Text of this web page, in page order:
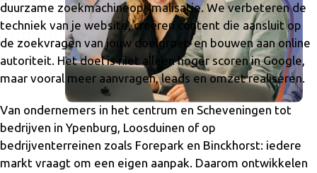
duurzame zoekmachineoptimalisatie. We verbeteren de
techniek van je website, creëren content die aansluit op
de zoekvragen van jouw doelgroep en bouwen aan online
autoriteit. Het doel is niet alleen hoger scoren in Google,
maar vooral meer aanvragen, leads en omzet realiseren.
Van ondernemers in het centrum en Scheveningen tot
bedrijven in Ypenburg, Loosduinen of op
bedrijventerreinen zoals Forepark en Binckhorst: iedere
markt vraagt om een eigen aanpak. Daarom ontwikkelen